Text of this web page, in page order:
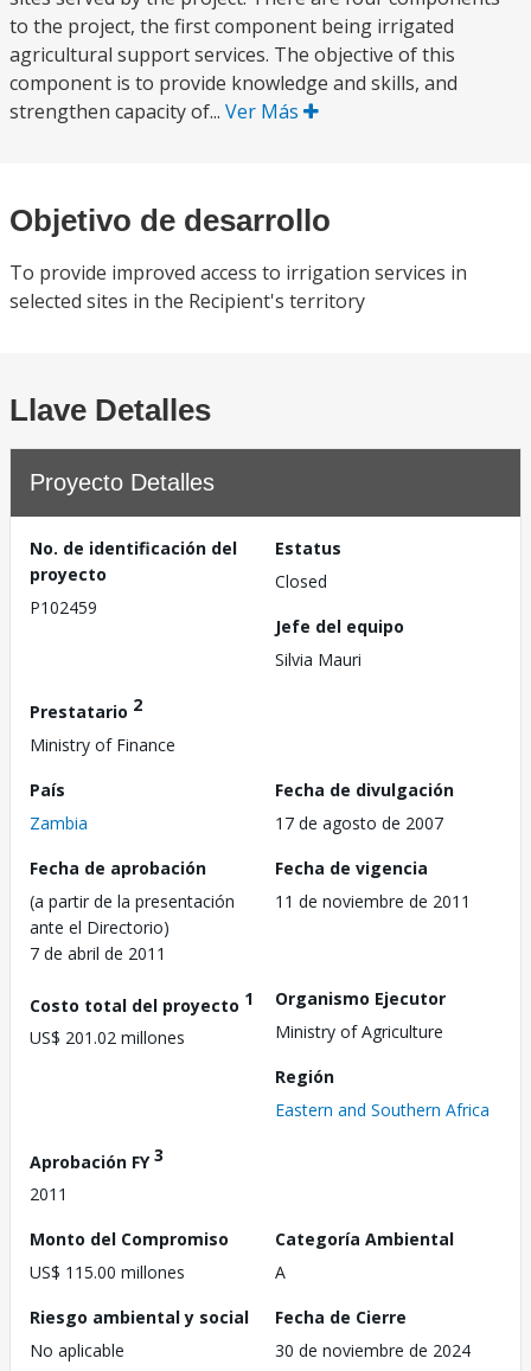
to the project, the first component being irrigated
agricultural support services. The objective of this
component is to provide knowledge and skills, and
strengthen capacity of... Ver Más
Objetivo de desarrollo
To provide improved access to irrigation services in
selected sites in the Recipient's territory
Llave Detalles
Proyecto Detalles
No. de identificación del
proyecto
P102459
Estatus
Closed
Jefe del equipo
Silvia Mauri
Prestatario 2
Ministry of Finance
País
Zambia
Fecha de divulgación
17 de agosto de 2007
Fecha de aprobación
(a partir de la presentación
ante el Directorio)
7 de abril de 2011
Fecha de vigencia
11 de noviembre de 2011
Costo total del proyecto 1
US$ 201.02 millones
Organismo Ejecutor
Ministry of Agriculture
Región
Eastern and Southern Africa
Aprobación FY3
2011
Monto del Compromiso
US$ 115.00 millones
Categoría Ambiental
A
Riesgo ambiental y social
No aplicable
Fecha de Cierre
30 de noviembre de 2024